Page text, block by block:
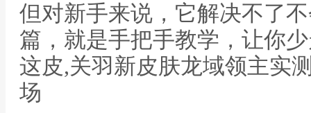
但对新手来说，它解决不了
篇，就是手把手教学，让你
这皮,关羽新皮肤龙域领主实
场